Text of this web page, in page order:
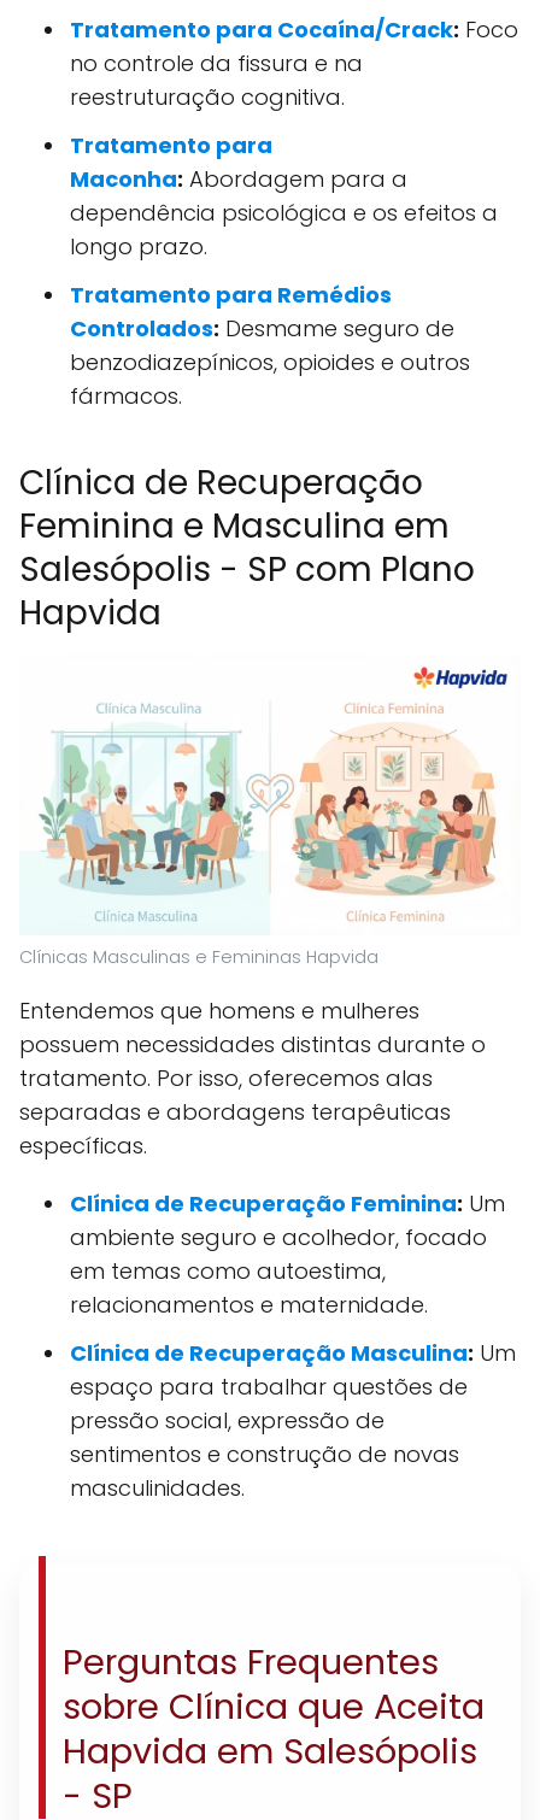
Tratamento para Cocaína/Crack: Foco
no controle da fissura e na
reestruturação cognitiva.
Tratamento para
Maconha: Abordagem para a
dependência psicológica e os efeitos a
longo prazo.
Tratamento para Remédios
Controlados: Desmame seguro de
benzodiazepínicos, opioides e outros
fármacos.
Clínica de Recuperação
Feminina e Masculina em
Salesópolis - SP com Plano
Hapvida
Clínicas Masculinas e Femininas Hapvida
Entendemos que homens e mulheres
possuem necessidades distintas durante o
tratamento. Por isso, oferecemos alas
separadas e abordagens terapêuticas
específicas.
Clínica de Recuperação Feminina: Um
ambiente seguro e acolhedor, focado
em temas como autoestima,
relacionamentos e maternidade.
Clínica de Recuperação Masculina: Um
espaço para trabalhar questões de
pressão social, expressão de
sentimentos e construção de novas
masculinidades.
Perguntas Frequentes
sobre Clínica que Aceita
Hapvida em Salesópolis
- SP